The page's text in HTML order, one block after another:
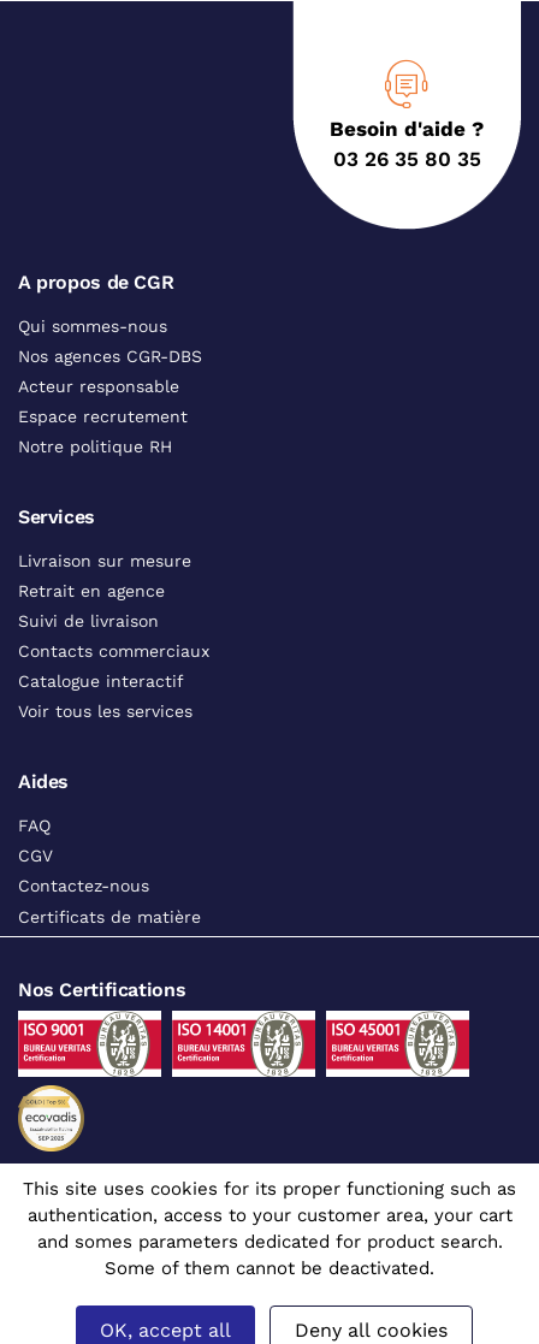
Besoin d'aide ?
03 26 35 80 35
A propos de CGR
Qui sommes-nous
Nos agences CGR-DBS
Acteur responsable
Espace recrutement
Notre politique RH
Services
Livraison sur mesure
Retrait en agence
Suivi de livraison
Contacts commerciaux
Catalogue interactif
Voir tous les services
Aides
FAQ
CGV
Contactez-nous
Certificats de matière
Nos Certifications
Suivez-nous sur les réseaux sociaux
This site uses cookies for its proper functioning such as
authentication, access to your customer area, your cart
and somes parameters dedicated for product search.
Some of them cannot be deactivated.
OK, accept all Deny all cookies